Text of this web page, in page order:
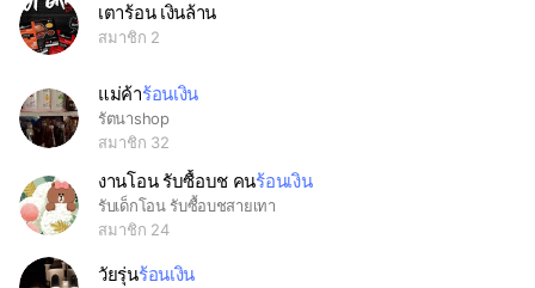
เตาร้อน เงินล้าน
สมาชิก 2
แม่ค้าร้อนเงิน
รัตนาshop
สมาชิก 32
งานโอน รับซื้อบช คนร้อนเงิน
รับเด็กโอน รับซื้อบชสายเทา
สมาชิก 24
วัยรุ่นร้อนเงิน